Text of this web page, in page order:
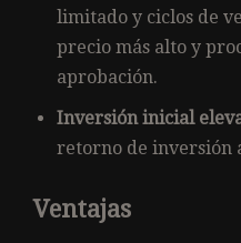
limitado y ciclos de
precio más alto y
aprobación.
Inversión inicial
retorno de inversión
Ventajas